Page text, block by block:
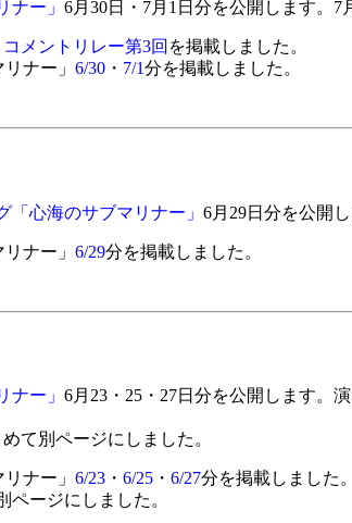
ナー」 6月30日・7月1日分を公開します。7
メントリレー第3回 を掲載しました。
ナー」 6/30・ 7/1分を掲載しました。
「心海のサブマリナー」 6月29日分を公開
ナー」 6/29分を掲載しました。
ナー」 6月23・25・27日分を公開します。
て別ページにしました。
ナー」 6/23・ 6/25・ 6/27分を掲載しました。
ページにしました。